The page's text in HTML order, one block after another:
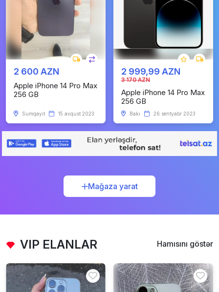
2 600 AZN
Apple iPhone 14 Pro Max
256 GB
Sumqayıt 15 avqust 2023
2 999,99 AZN
3 170 AZN
Apple iPhone 14 Pro Max
256 GB
Bakı 26 sentyabr 2023
Mağaza yarat
VIP ELANLAR Hamısını göstər